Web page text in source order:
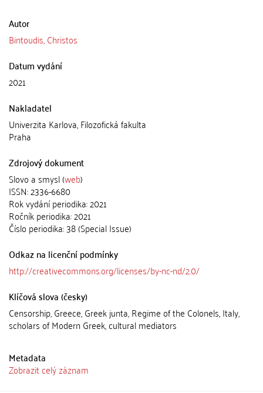
Autor
Bintoudis, Christos
Datum vydání
2021
Nakladatel
Univerzita Karlova, Filozofická fakulta
Praha
Zdrojový dokument
Slovo a smysl (web)
ISSN: 2336-6680
Rok vydání periodika: 2021
Ročník periodika: 2021
Číslo periodika: 38 (Special Issue)
Odkaz na licenční podmínky
http://creativecommons.org/licenses/by-nc-nd/2.0/
Klíčová slova (česky)
Censorship, Greece, Greek junta, Regime of the Colonels, Italy,
scholars of Modern Greek, cultural mediators
Metadata
Zobrazit celý záznam